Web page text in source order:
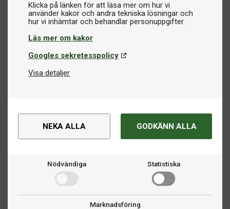
Klicka på länken för att läsa mer om hur vi
använder kakor och andra tekniska lösningar och
Läs mer om kakor
Googles sekretesspolicy
Visa detaljer
NEKA ALLA GODKÄNN ALLA
Nödvändiga Statistiska
Marknadsföring